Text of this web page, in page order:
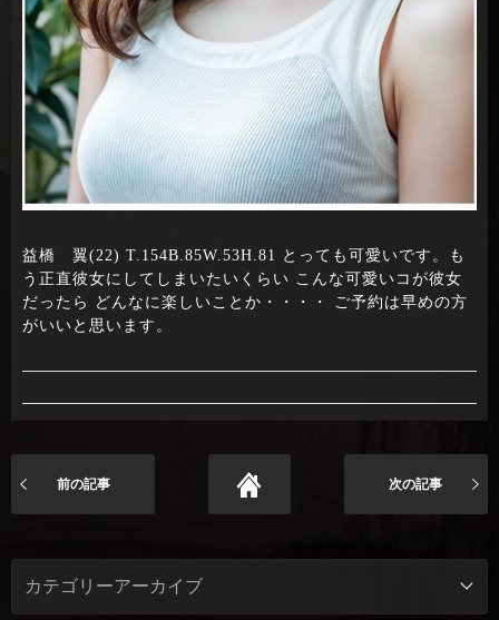
益橋 翼(22) T.154B.85W.53H.81 とっても可愛いです。も
う正直彼女にしてしまいたいくらい こんな可愛いコが彼女
だったら どんなに楽しいことか・・・・ ご予約は早めの方
がいいと思います。
前の記事 次の記事